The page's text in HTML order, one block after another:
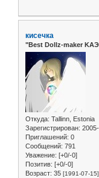
кисечка
"Best Dollz-maker
Откуда: Tallinn, Estonia
Зарегистрирован:
Приглашений: 0
Сообщений: 791
Уважение: [+0/-0]
Позитив: [+0/-0]
Возраст: 35 [1991-07-15]